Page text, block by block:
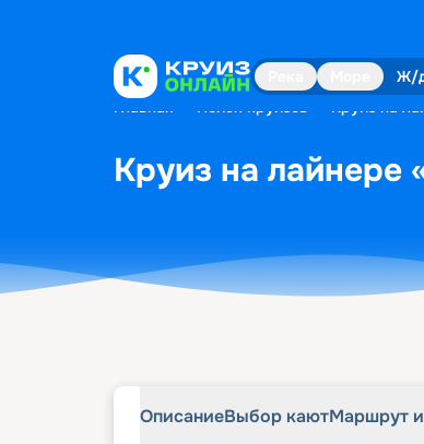
Ж/
Главная Поиск круизов Круиз на
Круиз на лайнере
ОписаниеВыбор каютМаршрут